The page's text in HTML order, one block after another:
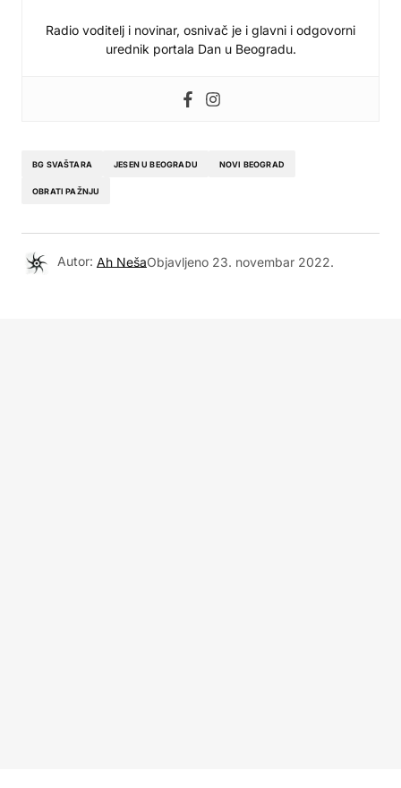
Radio voditelj i novinar, osnivač je i glavni i odgovorni
urednik portala Dan u Beogradu.
BG SVAŠTARA JESEN U BEOGRADU NOVI BEOGRAD
OBRATI PAŽNJU
Autor: Ah NešaObjavljeno 23. novembar 2022.